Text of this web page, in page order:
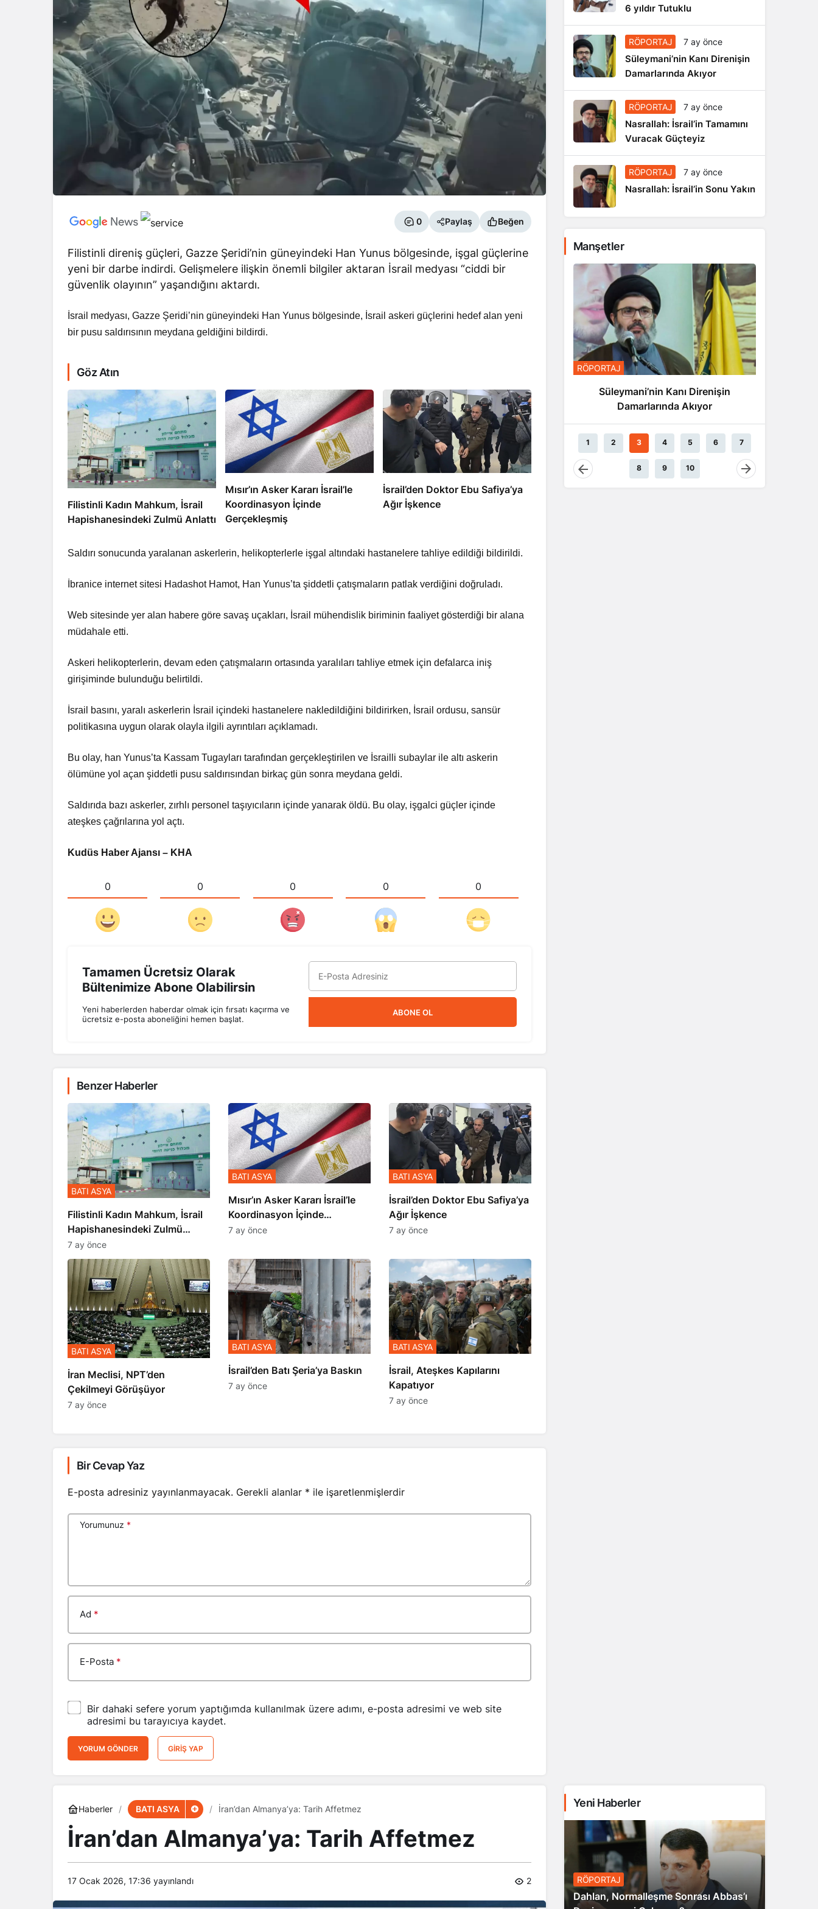
0 Paylaş Beğen
Filistinli direniş güçleri, Gazze Şeridi’nin güneyindeki Han Yunus bölgesinde, işgal güçlerine
yeni bir darbe indirdi. Gelişmelere ilişkin önemli bilgiler aktaran İsrail medyası “ciddi bir
güvenlik olayının” yaşandığını aktardı.
İsrail medyası, Gazze Şeridi’nin güneyindeki Han Yunus bölgesinde, İsrail askeri güçlerini hedef alan yeni
bir pusu saldırısının meydana geldiğini bildirdi.
Göz Atın
Filistinli Kadın Mahkum, İsrail
Hapishanesindeki Zulmü Anlattı
Mısır’ın Asker Kararı İsrail’le
Koordinasyon İçinde
Gerçekleşmiş
İsrail’den Doktor Ebu Safiya’ya
Ağır İşkence
Saldırı sonucunda yaralanan askerlerin, helikopterlerle işgal altındaki hastanelere tahliye edildiği bildirildi.
İbranice internet sitesi Hadashot Hamot, Han Yunus’ta şiddetli çatışmaların patlak verdiğini doğruladı.
Web sitesinde yer alan habere göre savaş uçakları, İsrail mühendislik biriminin faaliyet gösterdiği bir alana
müdahale etti.
Askeri helikopterlerin, devam eden çatışmaların ortasında yaralıları tahliye etmek için defalarca iniş
girişiminde bulunduğu belirtildi.
İsrail basını, yaralı askerlerin İsrail içindeki hastanelere nakledildiğini bildirirken, İsrail ordusu, sansür
politikasına uygun olarak olayla ilgili ayrıntıları açıklamadı.
Bu olay, han Yunus’ta Kassam Tugayları tarafından gerçekleştirilen ve İsrailli subaylar ile altı askerin
ölümüne yol açan şiddetli pusu saldırısından birkaç gün sonra meydana geldi.
Saldırıda bazı askerler, zırhlı personel taşıyıcıların içinde yanarak öldü. Bu olay, işgalci güçler içinde
ateşkes çağrılarına yol açtı.
Kudüs Haber Ajansı – KHA
0 0 0 0 0
Tamamen Ücretsiz Olarak
Bültenimize Abone Olabilirsin
Yeni haberlerden haberdar olmak için fırsatı kaçırma ve
ücretsiz e-posta aboneliğini hemen başlat.
ABONE OL
Benzer Haberler
Filistinli Kadın Mahkum, İsrail
Hapishanesindeki Zulmü
Anlattı
BATI ASYA
7 ay önce
Mısır’ın Asker Kararı İsrail’le
Koordinasyon İçinde
Gerçekleşmiş
BATI ASYA
7 ay önce
İsrail’den Doktor Ebu Safiya’ya
Ağır İşkence
BATI ASYA
7 ay önce
İran Meclisi, NPT’den
Çekilmeyi Görüşüyor
BATI ASYA
7 ay önce
​​​​​​​İsrail’den Batı Şeria’ya Baskın
BATI ASYA
7 ay önce
İsrail, Ateşkes Kapılarını
Kapatıyor
BATI ASYA
7 ay önce
Bir Cevap Yaz
E-posta adresiniz yayınlanmayacak. Gerekli alanlar * ile işaretlenmişlerdir
Yorumunuz *
Ad *
E-Posta *
Bir dahaki sefere yorum yaptığımda kullanılmak üzere adımı, e-posta adresimi ve web site
adresimi bu tarayıcıya kaydet.
YORUM GÖNDER GIRIŞ YAP
6 yıldır Tutuklu
RÖPORTAJ 7 ay önce
Süleymani’nin Kanı Direnişin
Damarlarında Akıyor
RÖPORTAJ 7 ay önce
Nasrallah: İsrail’in Tamamını
Vuracak Güçteyiz
RÖPORTAJ 7 ay önce
Nasrallah: İsrail’in Sonu Yakın
Manşetler
Dahlan, Normalleşme Sonrası
Abbas’ı Devirmeye mi Çalışıyor?
Bahreynli Muhalif Din Adamı 6
yıldır Tutuklu
RÖPORTAJ
Süleymani’nin Kanı Direnişin
Damarlarında Akıyor
1 2 3 4 5 6 7
8 9 10
Haberler BATI ASYA İran’dan Almanya’ya: Tarih Affetmez
İran’dan Almanya’ya: Tarih Affetmez
17 Ocak 2026, 17:36 yayınlandı 2
Yeni Haberler
RÖPORTAJ
Dahlan, Normalleşme Sonrası Abbas’ı